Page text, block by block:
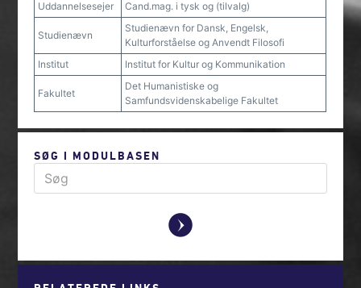
Uddannelsesejer Cand.mag. i tysk og (tilvalg)
Studienævn
Studienævn for Dansk, Engelsk,
Kulturforståelse og Anvendt Filosofi
Institut
Institut for Kultur og Kommunikation
Fakultet
Det Humanistiske og
Samfundsvidenskabelige Fakultet
SØG I MODULBASEN
y